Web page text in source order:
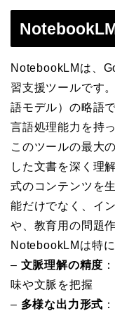
NotebookLMは、
習支援ツールです
語モデル）の略語
言語処理能力を持
このツールの最大
した文書を深く理
式のコンテンツを
能だけでなく、イ
や、教育用の問題
NotebookLMは特
– 文脈理解の精度
味や文脈を把握
– 多様な出力形式